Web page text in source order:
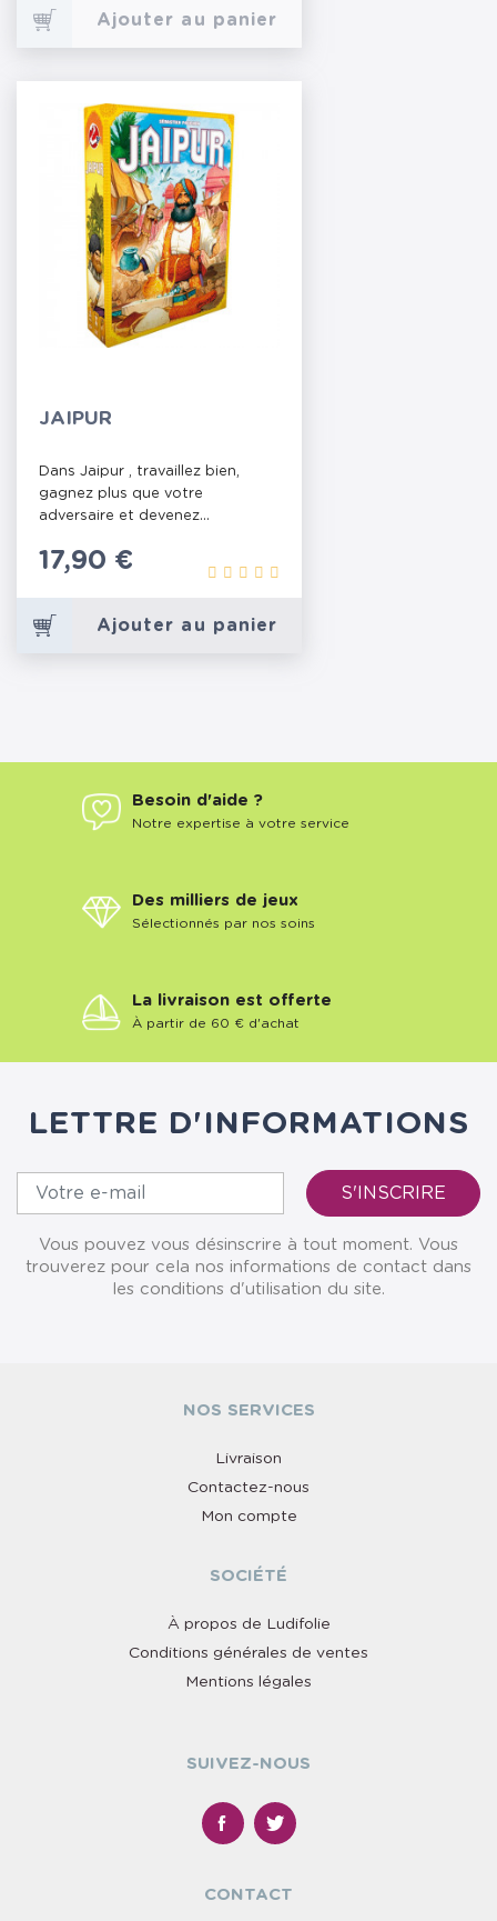
Ajouter au panier
JAIPUR
Dans Jaipur , travaillez bien,
gagnez plus que votre
adversaire et devenez...
Prix
17,90 €
Ajouter au panier
Besoin d'aide ?
Notre expertise à votre service
Des milliers de jeux
Sélectionnés par nos soins
La livraison est offerte
À partir de 60 € d'achat
LETTRE D'INFORMATIONS
Vous pouvez vous désinscrire à tout moment. Vous
trouverez pour cela nos informations de contact dans
les conditions d'utilisation du site.
NOS SERVICES
Livraison
Contactez-nous
Mon compte
SOCIÉTÉ
À propos de Ludifolie
Conditions générales de ventes
Mentions légales
SUIVEZ-NOUS
CONTACT